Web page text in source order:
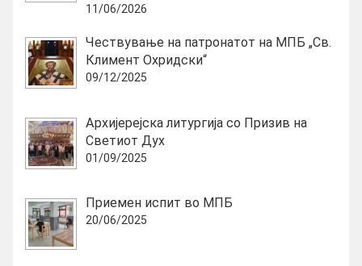
11/06/2026
Чествување на патронатот на МПБ „Св.
Климент Охридски“
09/12/2025
Архијерејска литургија со Призив на
Светиот Дух
01/09/2025
Приемен испит во МПБ
20/06/2025